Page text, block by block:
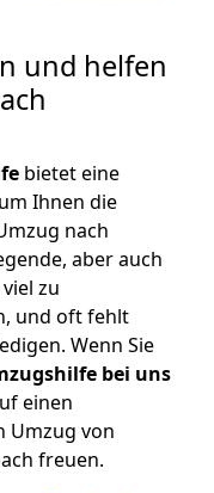
und helfen
bietet eine
Ihnen die
nach
aber auch
zu
und oft fehlt
Wenn Sie
bei uns
einen
Umzug von
freuen.